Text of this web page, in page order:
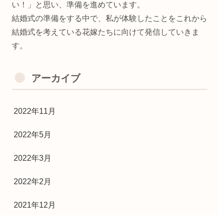
い！」と思い、準備を進めています。
結婚式の準備をする中で、私が体験したことをこれから
結婚式を考えている花嫁たちに向けて発信していきま
す。
アーカイブ
2022年11月
2022年5月
2022年3月
2022年2月
2021年12月